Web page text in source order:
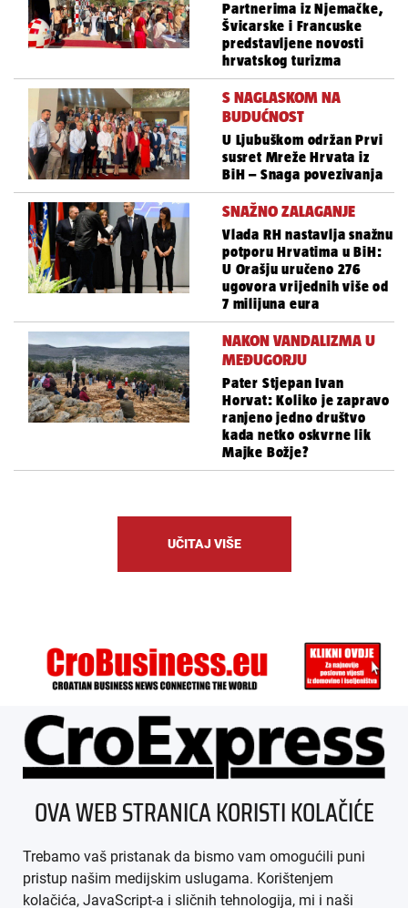
Partnerima iz Njemačke,
Švicarske i Francuske
predstavljene novosti
hrvatskog turizma
S NAGLASKOM NA
BUDUĆNOST
U Ljubuškom održan Prvi
susret Mreže Hrvata iz
BiH – Snaga povezivanja
SNAŽNO ZALAGANJE
Vlada RH nastavlja snažnu
potporu Hrvatima u BiH:
U Orašju uručeno 276
ugovora vrijednih više od
7 milijuna eura
NAKON VANDALIZMA U
MEĐUGORJU
Pater Stjepan Ivan
Horvat: Koliko je zapravo
ranjeno jedno društvo
kada netko oskvrne lik
Majke Božje?
UČITAJ VIŠE
ÜBER UNS
IMPRESSUM
AGB
OVA WEB STRANICA KORISTI KOLAČIĆE
Trebamo vaš pristanak da bismo vam omogućili puni
pristup našim medijskim uslugama. Korištenjem
kolačića, JavaScript-a i sličnih tehnologija, mi i naši